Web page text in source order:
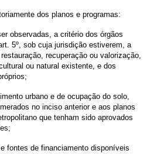
dos planos e programas:
a critério dos órgãos
5º, sob cuja jurisdição estiverem, a
recuperação ou valorização,
ou natural existente, e dos
urbano e de ocupação do solo,
no inciso anterior e aos planos
que tenham sido aprovados
de financiamento disponíveis